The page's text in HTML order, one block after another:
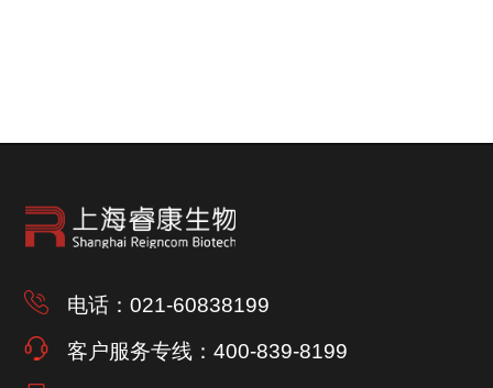
电话：021-60838199
客户服务专线：400-839-8199